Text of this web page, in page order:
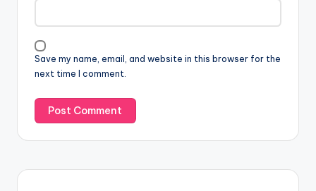
Save my name, email, and website in this browser for the
next time I comment.